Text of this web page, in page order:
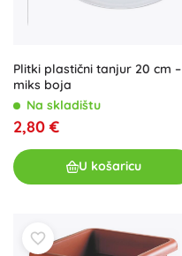
Plitki plastični tanjur 20 cm –
miks boja
Na skladištu
2,80 €
U košaricu